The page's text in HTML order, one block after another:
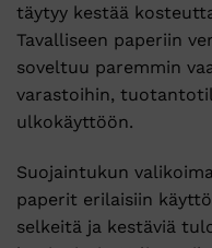
täytyy kestää
Tavalliseen paperiin
soveltuu paremmin
varastoihin,
ulkokäyttöön.
Suojaintukun
paperit erilaisiin
selkeitä ja kestäviä